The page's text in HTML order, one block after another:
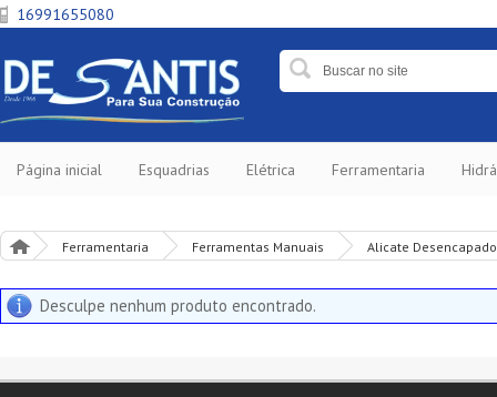
16991655080
Página inicial Esquadrias Elétrica Ferramentaria
Ferramentaria Ferramentas Manuais Alicate
Desculpe nenhum produto encontrado.